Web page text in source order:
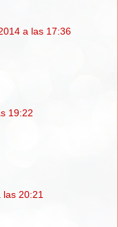
a las 17:36
19:22
las 20:21